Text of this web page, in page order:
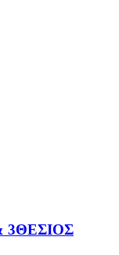
3ΘΕΣΙΟΣ